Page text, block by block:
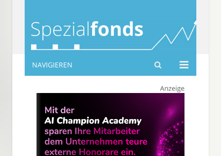
spezialfonds-info.de
NAVIGIEREN